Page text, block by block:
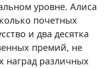
уровне. Алиса
почетных
и два десятка
премий, не
наград различных